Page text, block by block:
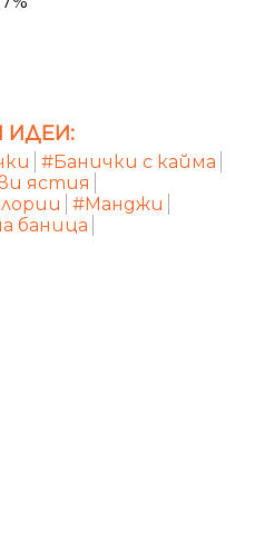
ИДЕИ:
#Банички с кайма
ястия
#Манджи
баница